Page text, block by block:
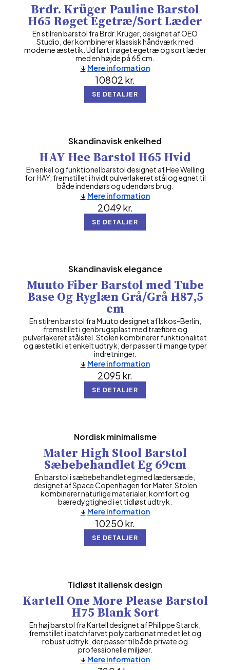
Brdr. Krüger Pauline Barstol
H65 Røget Egetræ/Sort Læder
En stilren barstol fra Brdr. Krüger, designet af OEO
Studio, der kombinerer klassisk håndværk med
moderne æstetik. Udført i røget egetræ og sort læder
med en højde på 65 cm.
10802 kr.
SE DETALJER
Mere information
Skandinavisk enkelhed
HAY Hee Barstol H65 Hvid
En enkel og funktionel barstol designet af Hee Welling
for HAY, fremstillet i hvidt pulverlakeret stål og egnet til
både indendørs og udendørs brug.
2049 kr.
SE DETALJER
Mere information
Skandinavisk elegance
Muuto Fiber Barstol med Tube
Base Og Ryglæn Grå/Grå H87,5
cm
En stilren barstol fra Muuto designet af Iskos-Berlin,
fremstillet i genbrugsplast med træfibre og
pulverlakeret stålstel. Stolen kombinerer funktionalitet
og æstetik i et enkelt udtryk, der passer til mange typer
indretninger.
2095 kr.
SE DETALJER
Mere information
Nordisk minimalisme
Mater High Stool Barstol
Sæbebehandlet Eg 69cm
En barstol i sæbebehandlet eg med lædersæde,
designet af Space Copenhagen for Mater. Stolen
kombinerer naturlige materialer, komfort og
bæredygtighed i et tidløst udtryk.
10250 kr.
SE DETALJER
Mere information
Tidløst italiensk design
Kartell One More Please Barstol
H75 Blank Sort
En høj barstol fra Kartell designet af Philippe Starck,
fremstillet i batchfarvet polycarbonat med et let og
robust udtryk, der passer til både private og
professionelle miljøer.
Mere information